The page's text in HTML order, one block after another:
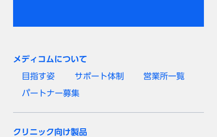
メディコムについて
目指す姿 サポート体制 営業所一覧
パートナー募集
クリニック向け製品